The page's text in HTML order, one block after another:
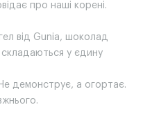
про наші корені.
від Gunia, шоколад
у єдину
демонструє, а огортає.